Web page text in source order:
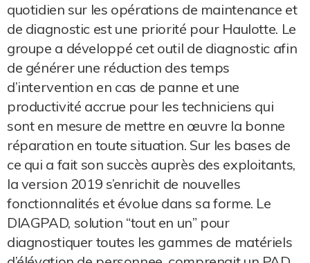
quotidien sur les opérations de maintenance et
de diagnostic est une priorité pour Haulotte. Le
groupe a développé cet outil de diagnostic afin
de générer une réduction des temps
d’intervention en cas de panne et une
productivité accrue pour les techniciens qui
sont en mesure de mettre en œuvre la bonne
réparation en toute situation. Sur les bases de
ce qui a fait son succès auprès des exploitants,
la version 2019 s’enrichit de nouvelles
fonctionnalités et évolue dans sa forme. Le
DIAGPAD, solution “tout en un” pour
diagnostiquer toutes les gammes de matériels